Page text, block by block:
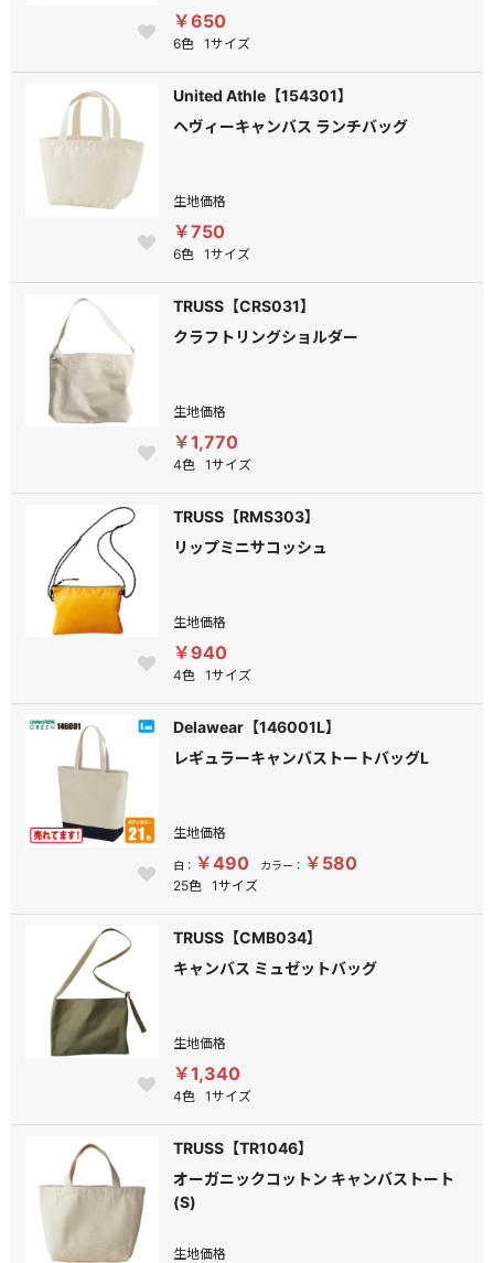
￥650
6色 1サイズ
United Athle【154301】
ヘヴィーキャンバス ランチバッグ
生地価格
￥750
6色 1サイズ
TRUSS【CRS031】
クラフトリングショルダー
生地価格
￥1,770
4色 1サイズ
TRUSS【RMS303】
リップミニサコッシュ
生地価格
￥940
4色 1サイズ
Delawear【146001L】
レギュラーキャンバストートバッグL
生地価格
白： ￥490 カラー： ￥580
25色 1サイズ
TRUSS【CMB034】
キャンバス ミュゼットバッグ
生地価格
￥1,340
4色 1サイズ
TRUSS【TR1046】
オーガニックコットン キャンバストート
(S)
生地価格